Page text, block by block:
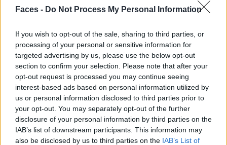
Faces - Do Not Process My Personal Information
If you wish to opt-out of the sale, sharing to third parties, or
processing of your personal or sensitive information for
targeted advertising by us, please use the below opt-out
section to confirm your selection. Please note that after your
opt-out request is processed you may continue seeing
interest-based ads based on personal information utilized by
us or personal information disclosed to third parties prior to
your opt-out. You may separately opt-out of the further
disclosure of your personal information by third parties on the
IAB’s list of downstream participants. This information may
also be disclosed by us to third parties on the IAB’s List of
durchaus sinnvoll, Französisch
zu beherrschen.
das in ganz Süd- und Mittelamerika gesprochen wird.
Dieser Wirtschaftsraum ist für die westliche Welt nicht
gerade unbedeutend.
Russisch ist insbesondere im Hinblick auf den
osteuropäischen Wirtschaftsraum enorm wichtig.
Denn nach wie vor hat Russisch in zahlreichen
Ländern Osteuropas den selben Status als
Fremdsprache wie Englisch in der westlichen Welt.